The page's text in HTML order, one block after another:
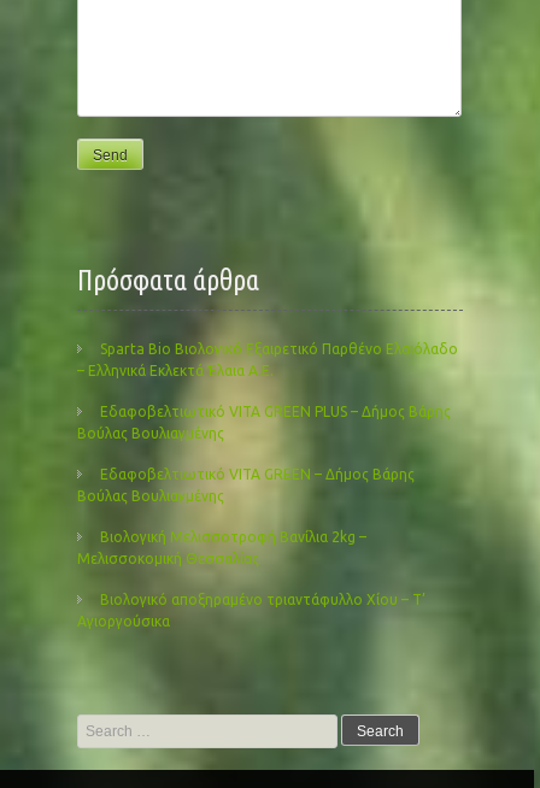
Πρόσφατα άρθρα
Sparta Bio Βιολογικό Εξαιρετικό Παρθένο Ελαιόλαδο
– Ελληνικά Εκλεκτά Έλαια Α.Ε.
Εδαφοβελτιωτικό VITA GREEN PLUS – Δήμος Βάρης
Βούλας Βουλιαγμένης
Εδαφοβελτιωτικό VITA GREEN – Δήμος Βάρης
Βούλας Βουλιαγμένης
Βιολογική Μελισσοτροφή Βανίλια 2kg –
Μελισσοκομική Θεσσαλίας
Βιολογικό αποξηραμένο τριαντάφυλλο Χίου – Τ’
Αγιοργούσικα
Search
for: